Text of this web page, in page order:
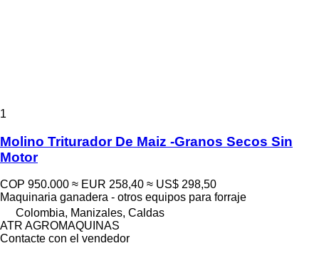
1
Molino Triturador De Maiz -Granos Secos Sin
Motor
COP 950.000 ≈ EUR 258,40 ≈ US$ 298,50
Maquinaria ganadera - otros equipos para forraje
Colombia, Manizales, Caldas
ATR AGROMAQUINAS
Contacte con el vendedor